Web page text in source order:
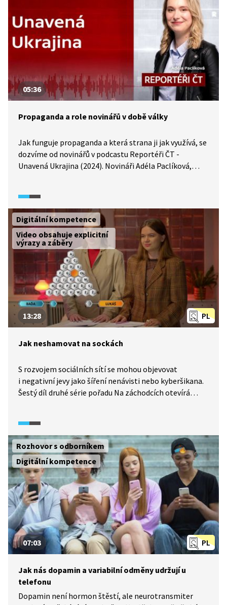
05:36
Propaganda a role novinářů v době války
Jak funguje propaganda a která strana ji jak využívá, se
dozvíme od novinářů v podcastu Reportéři ČT -
Unavená Ukrajina (2024). Novináři Adéla Paclíková,
ale zároveň důležité je zůstat nestranný.
Digitální kompetence
Video obsahuje explicitní
výrazy a záběry
PL
13:28
Jak neshamovat na sockách
S rozvojem sociálních sítí se mohou objevovat
i negativní jevy jako šíření nenávisti nebo kyberšikana.
Šestý díl druhé série pořadu Na záchodcích otevírá
kritikou a nenávistným komentářem?
Rozhovor s odborníkem
Digitální kompetence
PL
07:03
Jak nás dopamin a variabilní odměny udržují u
telefonu
Dopamin není hormon štěstí, ale neurotransmiter